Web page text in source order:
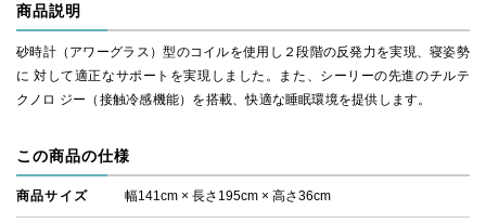
商品説明
砂時計（アワーグラス）型のコイルを使用し２段階の反発力を実現、寝姿勢
に 対して適正なサポートを実現しました。また、シーリーの先進のチルテ
クノロ ジー（接触冷感機能）を搭載、快適な睡眠環境を提供します。
この商品の仕様
商品サイズ 幅141cm × 長さ195cm × 高さ36cm